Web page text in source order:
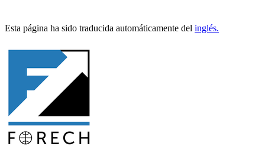
Esta pági­na ha sido tra­duci­da automáti­ca­mente del inglés.